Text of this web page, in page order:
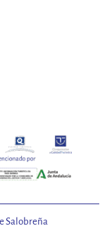
Salobreña